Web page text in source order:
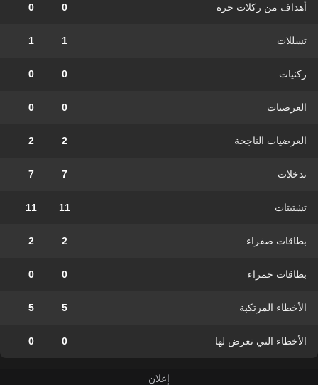
أهداف من ركلات حرة 0
0
تسللات 1
1
ركنيات 0
0
العرضيات 0
0
العرضيات الناجحة 2
2
تدخلات 7
7
تشتيتات 11
11
بطاقات صفراء 2
2
بطاقات حمراء 0
0
الأخطاء المرتكبة 5
5
الأخطاء التي تعرض لها 0
0